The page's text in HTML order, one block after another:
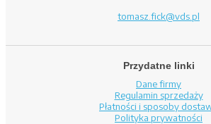
tomasz.fick@vds.pl
Przydatne linki
Dane firmy
Regulamin sprzedaży
Płatności i sposoby
Polityka prywatności